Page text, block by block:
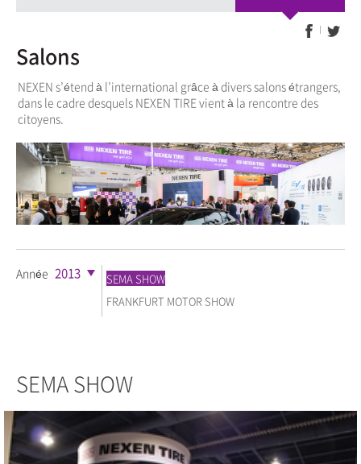
Salons
NEXEN s’étend à l’international grâce à divers salons étrangers,
dans le cadre desquels NEXEN TIRE vient à la rencontre des
citoyens.
Année 2013
SEMA SHOW
FRANKFURT MOTOR SHOW
SEMA SHOW